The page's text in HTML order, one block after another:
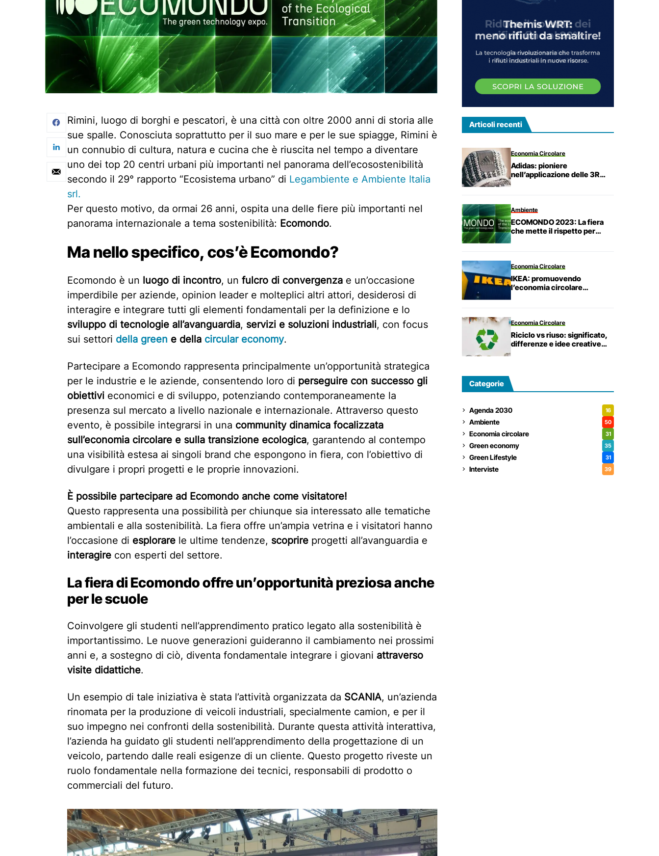
Rimini, luogo di borghi e pescatori, è una città con oltre 2000 anni di storia alle
sue spalle. Conosciuta soprattutto per il suo mare e per le sue spiagge, Rimini è
un connubio di cultura, natura e cucina che è riuscita nel tempo a diventare
uno dei top 20 centri urbani più importanti nel panorama dell’ecosostenibilità
secondo il 29° rapporto “Ecosistema urbano” di Legambiente e Ambiente Italia
srl.
Per questo motivo, da ormai 26 anni, ospita una delle fiere più importanti nel
panorama internazionale a tema sostenibilità: Ecomondo.
Ma nello specifico, cos’è Ecomondo?
Ecomondo è un luogo di incontro, un fulcro di convergenza e un’occasione
imperdibile per aziende, opinion leader e molteplici altri attori, desiderosi di
interagire e integrare tutti gli elementi fondamentali per la definizione e lo
sviluppo di tecnologie all’avanguardia, servizi e soluzioni industriali, con focus
sui settori della green e della circular economy.
Partecipare a Ecomondo rappresenta principalmente un’opportunità strategica
per le industrie e le aziende, consentendo loro di perseguire con successo gli
obiettivi economici e di sviluppo, potenziando contemporaneamente la
presenza sul mercato a livello nazionale e internazionale. Attraverso questo
evento, è possibile integrarsi in una community dinamica focalizzata
sull’economia circolare e sulla transizione ecologica, garantendo al contempo
una visibilità estesa ai singoli brand che espongono in fiera, con l’obiettivo di
divulgare i propri progetti e le proprie innovazioni.
È possibile partecipare ad Ecomondo anche come visitatore!
Questo rappresenta una possibilità per chiunque sia interessato alle tematiche
ambientali e alla sostenibilità. La fiera offre un’ampia vetrina e i visitatori hanno
l’occasione di esplorare le ultime tendenze, scoprire progetti all’avanguardia e
interagire con esperti del settore.
La fiera di Ecomondo offre un’opportunità preziosa anche
per le scuole
Coinvolgere gli studenti nell’apprendimento pratico legato alla sostenibilità è
importantissimo. Le nuove generazioni guideranno il cambiamento nei prossimi
anni e, a sostegno di ciò, diventa fondamentale integrare i giovani attraverso
visite didattiche.
Un esempio di tale iniziativa è stata l’attività organizzata da SCANIA, un’azienda
rinomata per la produzione di veicoli industriali, specialmente camion, e per il
suo impegno nei confronti della sostenibilità. Durante questa attività interattiva,
l’azienda ha guidato gli studenti nell’apprendimento della progettazione di un
veicolo, partendo dalle reali esigenze di un cliente. Questo progetto riveste un
ruolo fondamentale nella formazione dei tecnici, responsabili di prodotto o
commerciali del futuro.
Articoli recenti
Economia Circolare
Adidas: pioniere
nell’applicazione delle 3R
Ambiente
ECOMONDO 2023: La fiera
che mette il rispetto per
Economia Circolare
IKEA: promuovendo
l’economia circolare
Economia Circolare
Riciclo vs riuso: significato,
differenze e idee creative
Categorie
Agenda 2030 16
Ambiente 50
Economia circolare 31
Green economy 35
Green Lifestyle 31
Interviste 39